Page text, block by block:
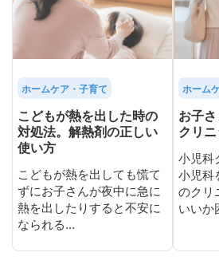
ホームケア・子育て
こどもが熱を出した時の
対処法。解熱剤の正しい
使い方
こどもが熱を出しても慌て
ずにお子さんが夜中に急に
熱を出したりすると不安に
なられる...
ホーム
お子
クリ
小児科
小児科
のクリ
いいか